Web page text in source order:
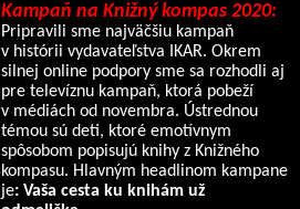
Kampaň na Knižný kompas 2020:
Pripravili sme najväčšiu kampaň
v histórii vydavateľstva IKAR. Okrem
silnej online podpory sme sa rozhodli aj
pre televíznu kampaň, ktorá pobeží
v médiách od novembra. Ústrednou
témou sú deti, ktoré emotívnym
spôsobom popisujú knihy z Knižného
kompasu. Hlavným headlinom kampane
je: Vaša cesta ku knihám už